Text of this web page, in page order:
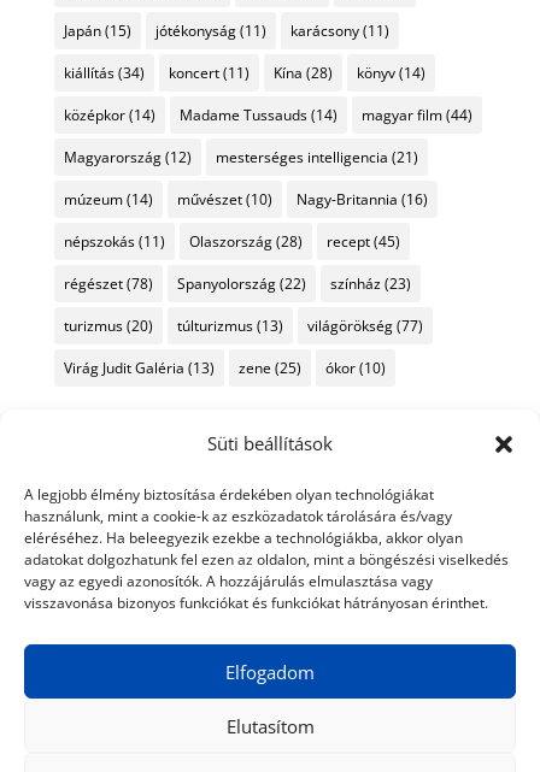
Süti beállítások
A legjobb élmény biztosítása érdekében olyan technológiákat
használunk, mint a cookie-k az eszközadatok tárolására és/vagy
eléréséhez. Ha beleegyezik ezekbe a technológiákba, akkor olyan
adatokat dolgozhatunk fel ezen az oldalon, mint a böngészési viselkedés
vagy az egyedi azonosítók. A hozzájárulás elmulasztása vagy
visszavonása bizonyos funkciókat és funkciókat hátrányosan érinthet.
Elfogadom
Elutasítom
Japán(15) jótékonyság(11) karácsony(11)
kiállítás(34) koncert(11) Kína (28) könyv(14)
középkor(14) Madame Tussauds(14) magyar film(44)
Magyarország(12) mesterséges intelligencia (21)
múzeum(14) művészet(10) Nagy-Britannia (16)
népszokás(11) Olaszország(28) recept(45)
régészet(78) Spanyolország(22) színház(23)
turizmus(20) túlturizmus(13) világörökség(77)
Virág Judit Galéria (13) zene (25) ókor(10)